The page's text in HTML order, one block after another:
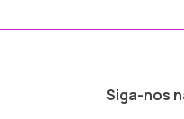
Siga-nos